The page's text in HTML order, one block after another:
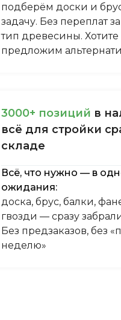
подберём доски и
задачу. Без переплат
тип древесины.
предложим
3000+ пoзиций в
вcё для cтpoйки
cклaдe
Всё, что нужно — в
ожидания:
доска, брус, балки,
гвозди — сразу
Без предзаказов, без
неделю»